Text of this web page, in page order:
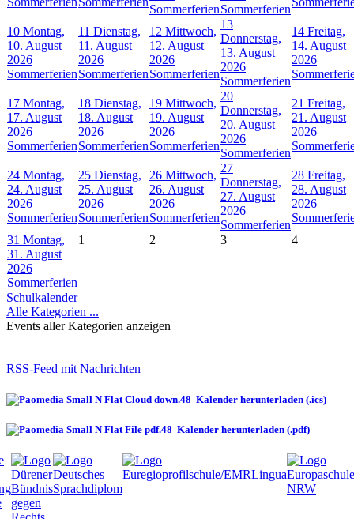
SommerferienSommerferien
10 Montag,
10. August
2026
Sommerferien
11 Dienstag,
11. August
2026
Sommerferien
12 Mittwoch,
12. August
2026
Sommerferien
13
Donnerstag,
13. August
2026
Sommerferien
14 Freitag,
14. August
2026
17 Montag,
17. August
2026
Sommerferien
18 Dienstag,
18. August
2026
Sommerferien
19 Mittwoch,
19. August
2026
Sommerferien
20
Donnerstag,
20. August
2026
Sommerferien
21 Freitag,
21. August
2026
24 Montag,
24. August
2026
Sommerferien
25 Dienstag,
25. August
2026
Sommerferien
26 Mittwoch,
26. August
2026
Sommerferien
27
Donnerstag,
27. August
2026
Sommerferien
28 Freitag,
28. August
2026
31 Montag,
31. August
2026
Sommerferien
1 2 3 4
Schulkalender
Alle Kategorien ...
Events aller Kategorien anzeigen
RSS-Feed mit Nachrichten
Kalender herunterladen (.ics)
Kalender herunterladen (.pdf)